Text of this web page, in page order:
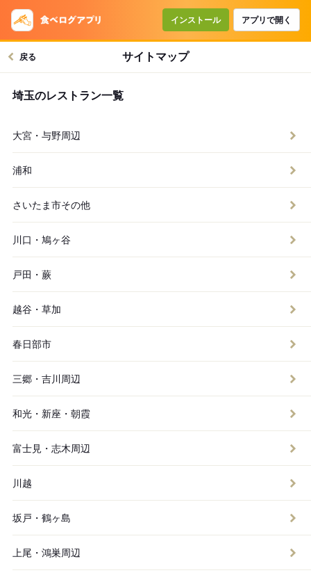
インストール アプリで開く
サイトマップ
戻る
埼玉のレストラン一覧
大宮・与野周辺
浦和
さいたま市その他
川口・鳩ヶ谷
戸田・蕨
越谷・草加
春日部市
三郷・吉川周辺
和光・新座・朝霞
富士見・志木周辺
川越
坂戸・鶴ヶ島
上尾・鴻巣周辺